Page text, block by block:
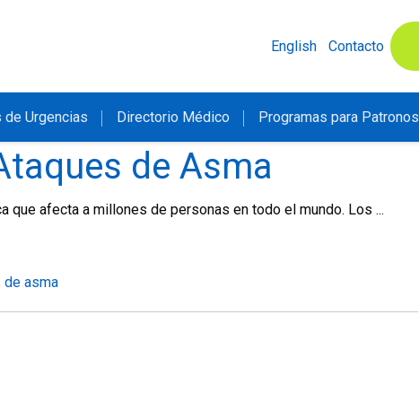
English Contacto
de Urgencias Directorio Médico Programas para Patronos
de Asma
que afecta a millones de personas en todo el mundo. Los ...
de asma